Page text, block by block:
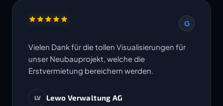
G
Vielen Dank für die tollen Visualisierungen für
unser Neubauprojekt, welche die
Erstvermietung bereichern werden.
LV Lewo Verwaltung AG